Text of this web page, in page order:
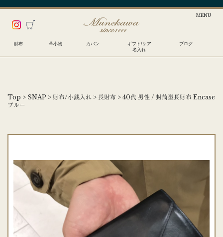
財布 革小物 カバン
ギフト/ケア
名入れ
ブログ
Top > SNAP > 財布/小銭入れ > 長財布 > 40代 男性 / 封筒型長財布 Encase
ブルー